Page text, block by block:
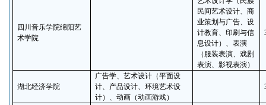
四川音乐学院绵阳艺
术学院
民间艺术设计、商
业策划与广告、设
计教育、印刷与信
息设计）、表演
（服装表演、戏剧
表演、影视表演）
湖北经济学院
广告学、艺术设计（平面设
计、产品设计、环境艺术设
计）、动画（动画游戏）